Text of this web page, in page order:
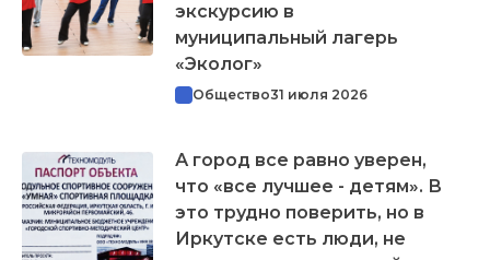
экскурсию в
муниципальный лагерь
«Эколог»
Общество31 июля 2026
А город все равно уверен,
что «все лучшее - детям». В
это трудно поверить, но в
Иркутске есть люди, не